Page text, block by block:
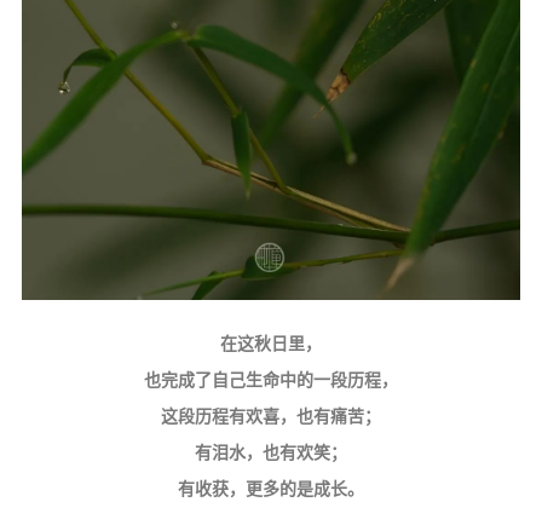
在这秋日里，
也完成了自己生命中的一段历程，
这段历程有欢喜，也有痛苦；
有泪水，也有欢笑；
有收获，更多的是成长。